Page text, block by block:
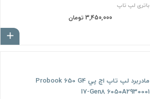
باتری لپ تاپ
3,450,000 تومان
مادربرد لپ تاپ اچ پي Probook 650 G4
I7-Gen8 6050A2930001